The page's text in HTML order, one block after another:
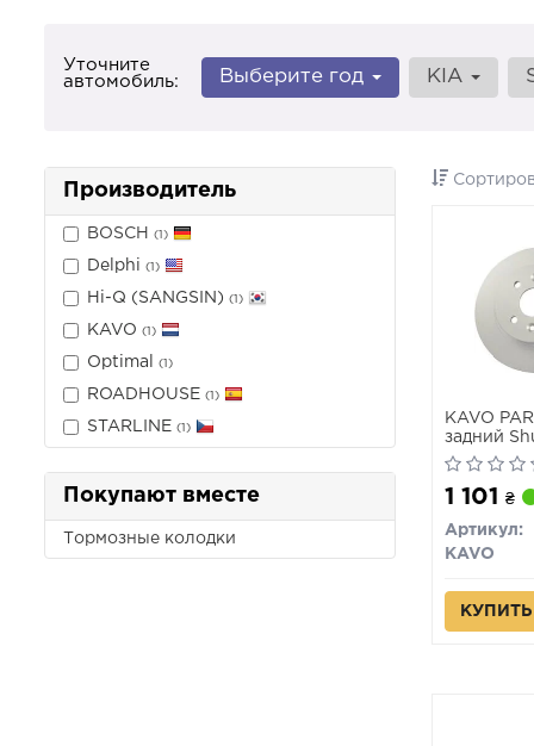
Уточните
автомобиль:
Выберите год KIA
Производитель
BOSCH (1)
Delphi (1)
Hi-Q (SANGSIN) (1)
KAVO (1)
Optimal (1)
ROADHOUSE (1)
STARLINE (1)
Покупают вместе
Тормозные колодки
KAVO
задний
1 101 ₴
Артикул:
KAVO
КУПИТЬ